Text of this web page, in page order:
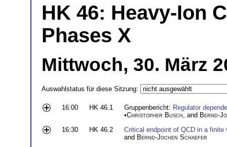
HK 46: Heavy-Ion
Phases X
Mittwoch, 30. März
Auswahlstatus für diese Sitzung:
16:00 HK 46.1 Gruppenbericht: Regulator
•Christopher Busch , and Bernd-
16:30
HK 46.2
Critical endpoint of QCD in a finite
and Bernd-Jochen Schaefer